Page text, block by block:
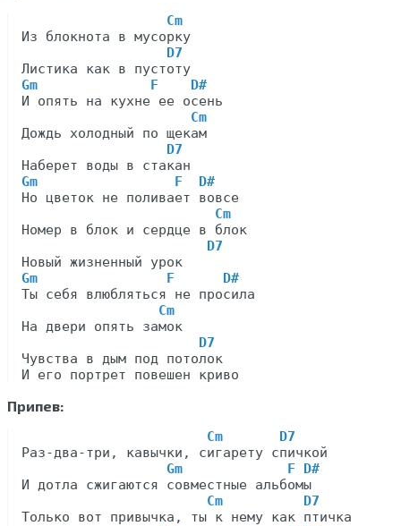
Cm
Из блокнота в мусорку
D7
Gm              F    D#
И опять на кухне ее осень
Cm
Дождь холодный по щекам
D7
Gm                 F  D#
Но цветок не поливает вовсе
Cm
Номер в блок и сердце в блок
D7
Gm                F      D#
Ты себя влюбляться не просила
Cm
На двери опять замок
D7
Чувства в дым под потолок
Припев:
Cm       D7
Раз-два-три, кавычки, сигарету спичкой
Gm             F D#
И дотла сжигаются совместные альбомы
Cm          D7
Только вот привычка, ты к нему как птичка